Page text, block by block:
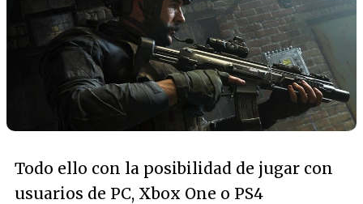
Todo ello con la posibilidad de jugar con
usuarios de PC, Xbox One o PS4